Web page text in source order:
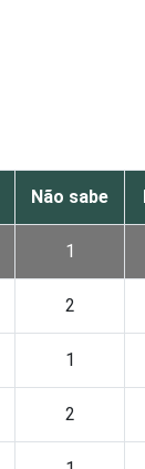
Não sabe
1
2
1
2